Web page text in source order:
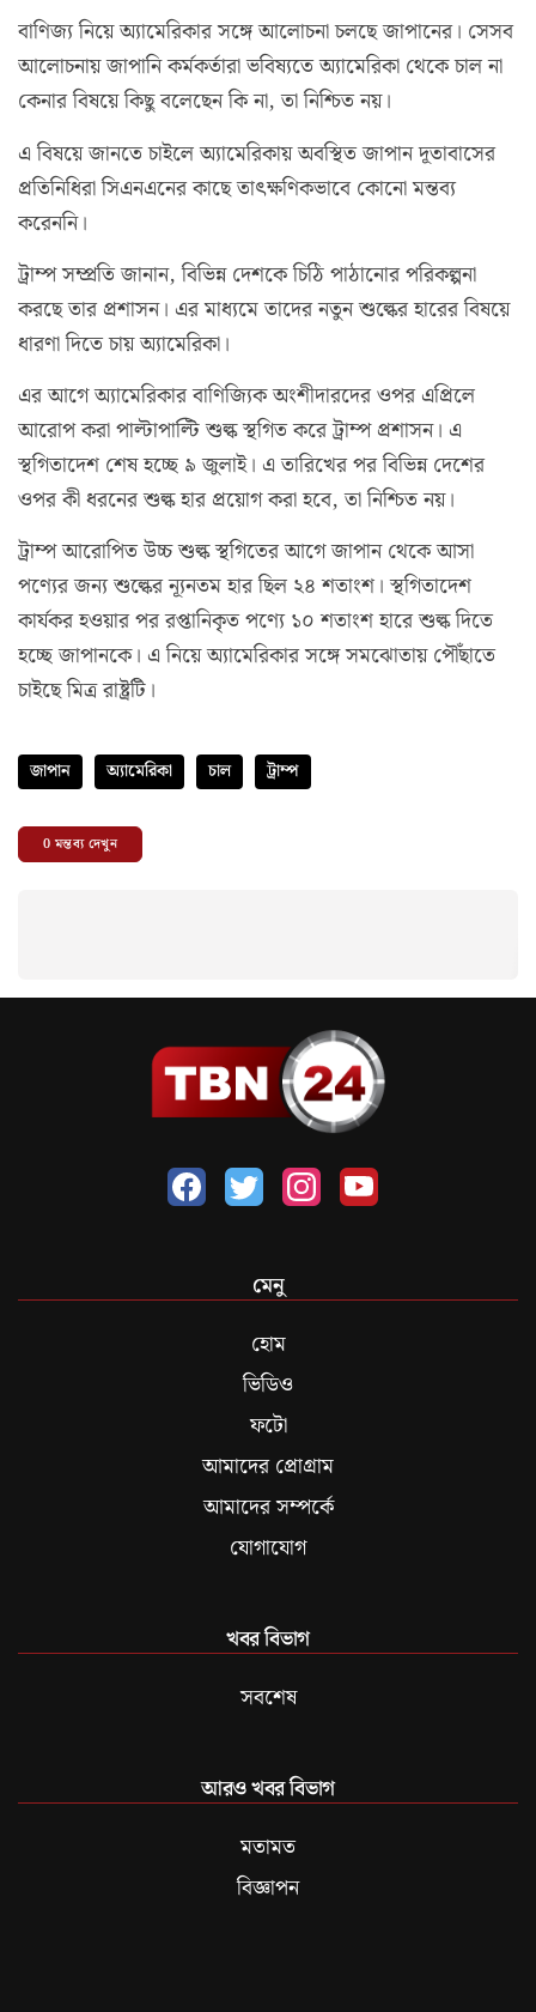
বাণিজ্য নিয়ে অ্যামেরিকার সঙ্গে আলোচনা চলছে জাপানের। সেসব
আলোচনায় জাপানি কর্মকর্তারা ভবিষ্যতে অ্যামেরিকা থেকে চাল না
কেনার বিষয়ে কিছু বলেছেন কি না, তা নিশ্চিত নয়।
এ বিষয়ে জানতে চাইলে অ্যামেরিকায় অবস্থিত জাপান দূতাবাসের
প্রতিনিধিরা সিএনএনের কাছে তাৎক্ষণিকভাবে কোনো মন্তব্য
করেননি।
ট্রাম্প সম্প্রতি জানান, বিভিন্ন দেশকে চিঠি পাঠানোর পরিকল্পনা
করছে তার প্রশাসন। এর মাধ্যমে তাদের নতুন শুল্কের হারের বিষয়ে
ধারণা দিতে চায় অ্যামেরিকা।
এর আগে অ্যামেরিকার বাণিজ্যিক অংশীদারদের ওপর এপ্রিলে
আরোপ করা পাল্টাপাল্টি শুল্ক স্থগিত করে ট্রাম্প প্রশাসন। এ
স্থগিতাদেশ শেষ হচ্ছে ৯ জুলাই। এ তারিখের পর বিভিন্ন দেশের
ওপর কী ধরনের শুল্ক হার প্রয়োগ করা হবে, তা নিশ্চিত নয়।
ট্রাম্প আরোপিত উচ্চ শুল্ক স্থগিতের আগে জাপান থেকে আসা
পণ্যের জন্য শুল্কের ন্যূনতম হার ছিল ২৪ শতাংশ। স্থগিতাদেশ
কার্যকর হওয়ার পর রপ্তানিকৃত পণ্যে ১০ শতাংশ হারে শুল্ক দিতে
হচ্ছে জাপানকে। এ নিয়ে অ্যামেরিকার সঙ্গে সমঝোতায় পৌঁছাতে
চাইছে মিত্র রাষ্ট্রটি।
জাপান অ্যামেরিকা চাল ট্রাম্প
0মন্তব্য দেখুন
মেনু
হোম
ভিডিও
ফটো
আমাদের প্রোগ্রাম
আমাদের সম্পর্কে
যোগাযোগ
খবর বিভাগ
সবশেষ
আরও খবর বিভাগ
মতামত
বিজ্ঞাপন